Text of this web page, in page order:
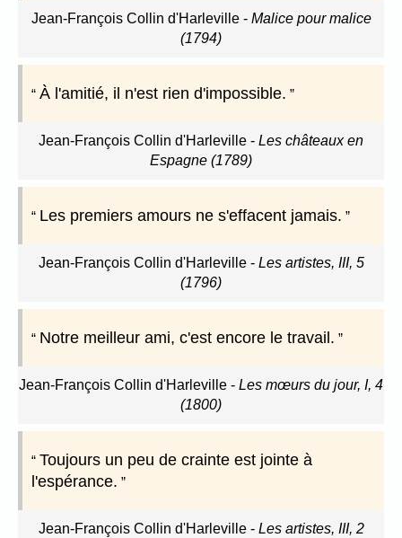
Jean-François Collin d'Harleville- Malice pour malice
(1794)
À l'amitié, il n'est rien d'impossible.
Jean-François Collin d'Harleville - Les châteaux en
Espagne (1789)
Les premiers amours ne s'effacent jamais.
Jean-François Collin d'Harleville- Les artistes, III, 5
(1796)
Notre meilleur ami, c'est encore le travail.
Jean-François Collin d'Harleville - Les mœurs du jour, I, 4
(1800)
Toujours un peu de crainte est jointe à
l'espérance.
Jean-François Collin d'Harleville- Les artistes, III, 2